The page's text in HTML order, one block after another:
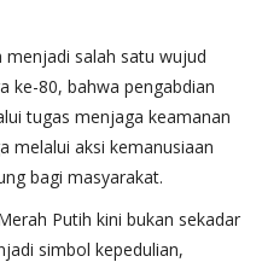
menjadi salah satu wujud
ke-80, bahwa pengabdian
tugas menjaga keamanan
melalui aksi kemanusiaan
bagi masyarakat.
Putih kini bukan sekadar
simbol kepedulian,